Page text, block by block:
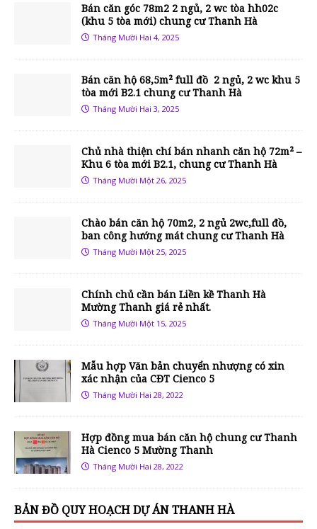
Bán căn góc 78m2 2 ngủ, 2 wc tòa hh02c
(khu 5 tòa mới) chung cư Thanh Hà
Tháng Mười Hai 4, 2025
Bán căn hộ 68,5m² full đồ 2 ngủ, 2 wc khu 5
tòa mới B2.1 chung cư Thanh Hà
Tháng Mười Hai 3, 2025
Chủ nhà thiện chí bán nhanh căn hộ 72m² –
Khu 6 tòa mới B2.1, chung cư Thanh Hà
Tháng Mười Một 26, 2025
Chào bán căn hộ 70m2, 2 ngủ 2wc,full đồ,
ban công hướng mát chung cư Thanh Hà
Tháng Mười Một 25, 2025
Chính chủ cần bán Liền kề Thanh Hà
Mường Thanh giá rẻ nhất.
Tháng Mười Một 15, 2025
Mẫu hợp Văn bản chuyển nhượng có xin
xác nhận của CĐT Cienco 5
Tháng Mười Hai 28, 2022
Hợp đồng mua bán căn hộ chung cư Thanh
Hà Cienco 5 Mường Thanh
Tháng Mười Hai 28, 2022
BẢN ĐỒ QUY HOẠCH DỰ ÁN THANH HÀ